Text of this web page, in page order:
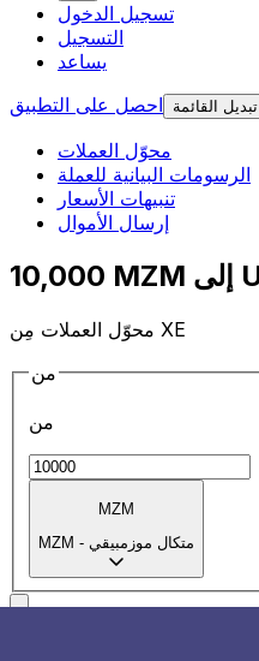
تسجيل الدخول
التسجيل
يساعد
احصل على التطبيق
تبديل القائمة
محوّل العملات
الرسومات البيانية للعملة
تنبيهات الأسعار
إرسال الأموال
محوّل العملات مِن XE
من
من
MZM
MZM - متكال موزمبيقي